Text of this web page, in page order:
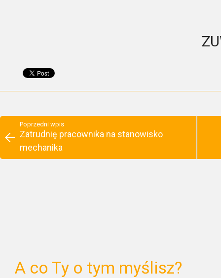
Poprzedni wpis
Zatrudnię pracownika na stanowisko
mechanika
A co Ty o tym myślisz?